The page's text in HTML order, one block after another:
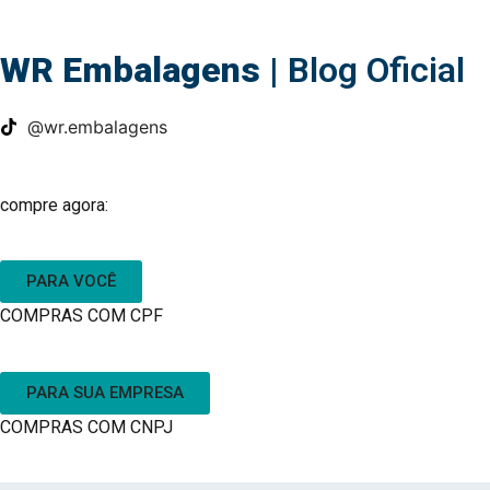
WR Embalagens | Blog Oficial
@wr.embalagens
compre agora:
PARA VOCÊ
COMPRAS COM CPF
PARA SUA EMPRESA
COMPRAS COM CNPJ